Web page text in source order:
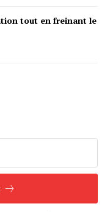
tout en freinant le